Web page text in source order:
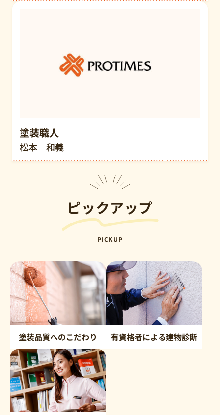
塗装職人
松本 和義
ピックアップ
PICKUP
塗装品質へのこだわり 有資格者による建物診断